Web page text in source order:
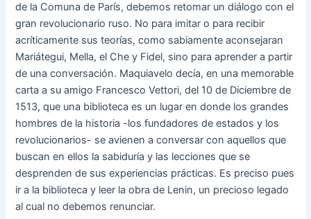
de la Comuna de París, debemos retomar un diálogo con el
gran revolucionario ruso. No para imitar o para recibir
acríticamente sus teorías, como sabiamente aconsejaran
Mariátegui, Mella, el Che y Fidel, sino para aprender a partir
de una conversación. Maquiavelo decía, en una memorable
carta a su amigo Francesco Vettori, del 10 de Diciembre de
1513, que una biblioteca es un lugar en donde los grandes
hombres de la historia -los fundadores de estados y los
revolucionarios- se avienen a conversar con aquellos que
buscan en ellos la sabiduría y las lecciones que se
desprenden de sus experiencias prácticas. Es preciso pues
ir a la biblioteca y leer la obra de Lenin, un precioso legado
al cual no debemos renunciar.